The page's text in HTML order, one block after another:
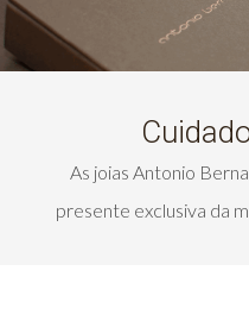
As joias Antonio
presente exclusiva da